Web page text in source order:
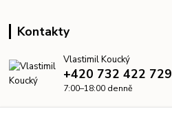
Kontakty
Vlastimil Koucký
+420 732 422 729
7:00–18:00 denně